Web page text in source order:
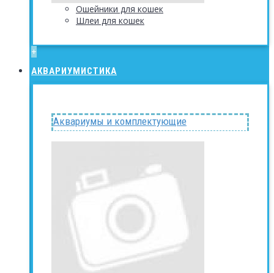
Ошейники для кошек
Шлеи для кошек
+
АКВАРИУМИСТИКА
Аквариумы и комплектующие